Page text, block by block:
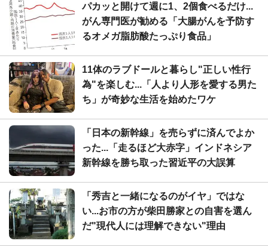
パカッと開けて週に1、2個食べるだけ...
がん専門医が勧める「大腸がんを予防す
るオメガ脂肪酸たっぷり食品」
11体のラブドールと暮らし"正しい性行
為"を楽しむ...「人より人形を愛する男た
ち」が奇妙な生活を始めたワケ
「日本の新幹線」を売らずに済んでよか
った...「走るほど大赤字」インドネシア
新幹線を勝ち取った習近平の大誤算
「秀吉と一緒になるのがイヤ」ではな
い...お市の方が柴田勝家との自害を選ん
だ"現代人には理解できない"理由